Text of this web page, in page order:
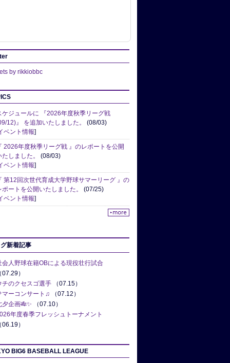
by rikkiobbc
ケジュールに 『2026年度秋季リーグ戦
12)』 を追加いたしました。 (08/03)
ベント情報]
2026年度秋季リーグ戦 』のレポートを公開
たしました。 (08/03)
ベント情報]
第12回次世代育成大学野球サマーリーグ 』の
ポートを公開いたしました。 (07/25)
ベント情報]
新着記事
会人野球在籍OBによる現役壮行試合
07.29）
チのクセスゴ選手 （07.15）
マーコンサート♫ （07.12）
夕企画🎋✨ （07.10）
年度春季フレッシュトーナメント
06.19）
BIG6 BASEBALL LEAGUE